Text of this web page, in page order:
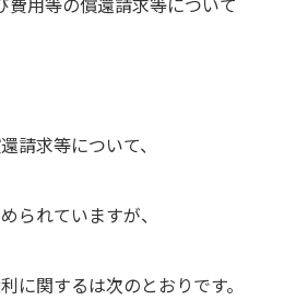
請求等について、
られていますが、
に関するは次のとおりです。